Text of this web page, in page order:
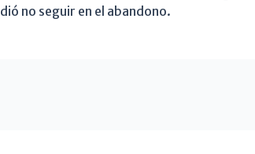
no seguir en el abandono.